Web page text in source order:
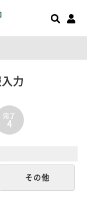
力
完了
4
その他